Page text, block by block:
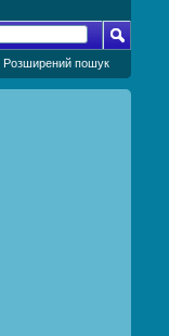
Розширений пошук